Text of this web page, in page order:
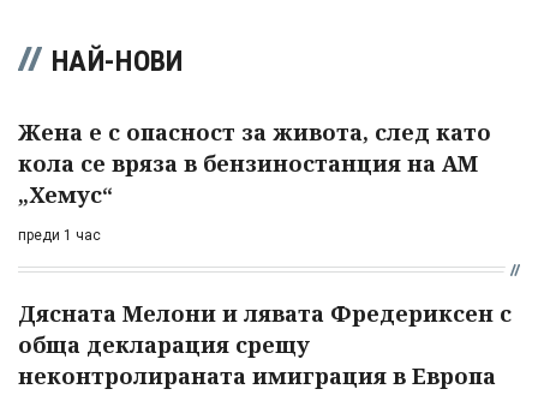
НАЙ-НОВИ
Жена е с опасност за живота, след като
кола се вряза в бензиностанция на АМ
„Хемус“
преди 1 час
Дясната Мелони и лявата Фредериксен с
обща декларация срещу
неконтролираната имиграция в Европа